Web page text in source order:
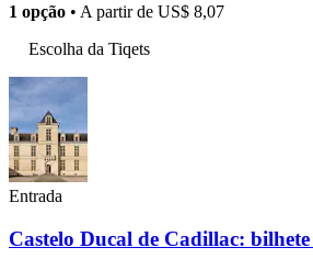
1 opção • A partir de US$ 8,07
Escolha da Tiqets
Entrada
Castelo Ducal de Cadillac: